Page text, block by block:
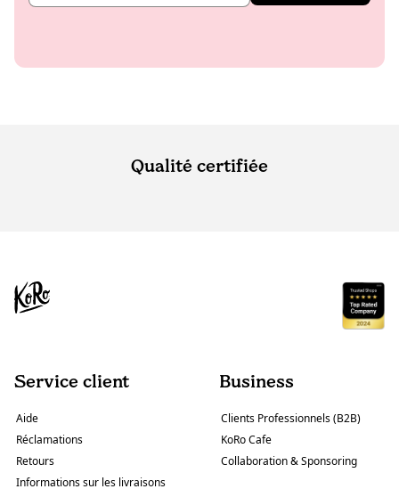
Qualité certifiée
Service client
Aide
Réclamations
Retours
Informations sur les livraisons
Business
Clients Professionnels (B2B)
KoRo Cafe
Collaboration & Sponsoring